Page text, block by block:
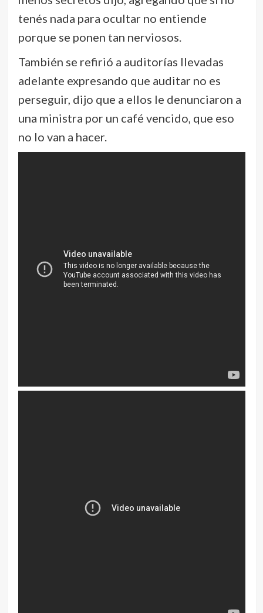
tenés nada para ocultar no entiende
porque se ponen tan nerviosos.
También se refirió a auditorías llevadas
adelante expresando que auditar no es
perseguir, dijo que a ellos le denunciaron a
una ministra por un café vencido, que eso
no lo van a hacer.